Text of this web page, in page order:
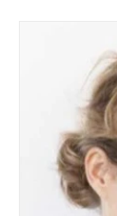
prix littéraire
comédie